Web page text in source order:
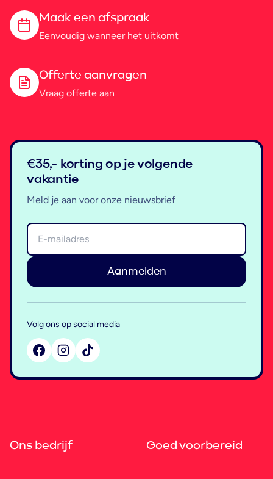
Maak een afspraak
Eenvoudig wanneer het uitkomt
Offerte aanvragen
Vraag offerte aan
€35,- korting op je volgende
vakantie
Meld je aan voor onze nieuwsbrief
Aanmelden
Volg ons op social media
Ons bedrijf Goed voorbereid